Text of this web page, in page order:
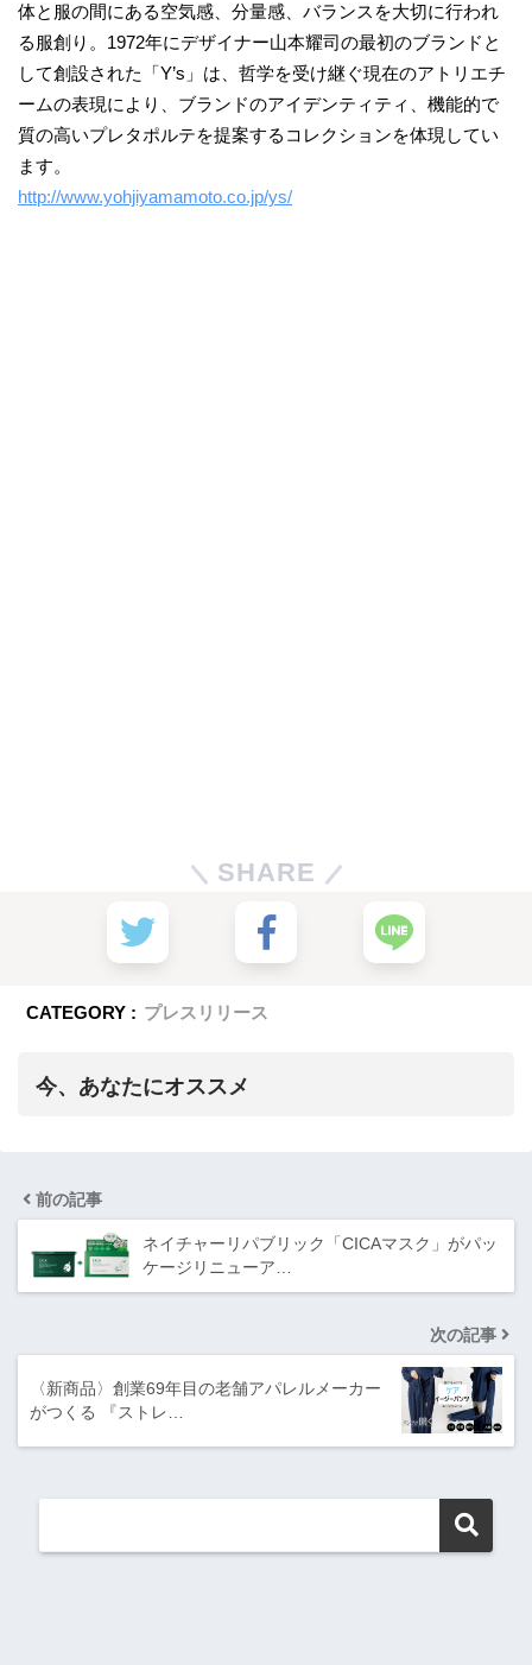
体と服の間にある空気感、分量感、バランスを大切に行われ
る服創り。1972年にデザイナー山本耀司の最初のブランドと
して創設された「Y’s」は、哲学を受け継ぐ現在のアトリエチ
ームの表現により、ブランドのアイデンティティ、機能的で
質の高いプレタポルテを提案するコレクションを体現してい
ます。
http://www.yohjiyamamoto.co.jp/ys/
SHARE
CATEGORY : プレスリリース
今、あなたにオススメ
前の記事
ネイチャーリパブリック「CICAマスク」がパッ
ケージリニューア…
次の記事
〈新商品〉創業69年目の老舗アパレルメーカー
がつくる 『ストレ…